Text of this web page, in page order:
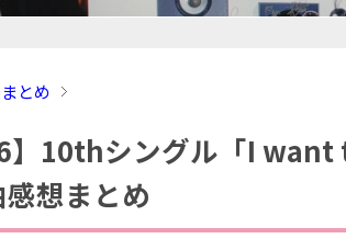
とめ
】10thシングル「I
想まとめ